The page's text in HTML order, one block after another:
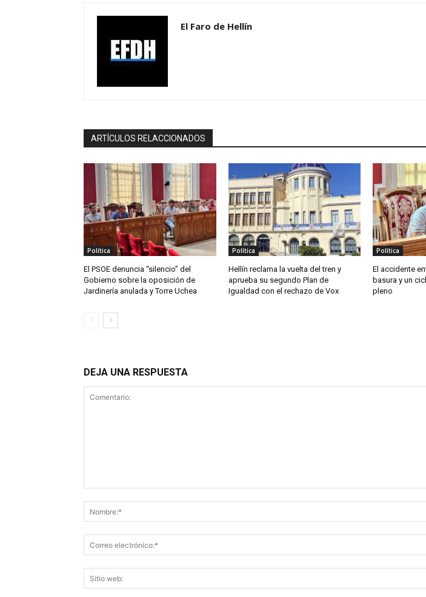
El Faro de Hellín
ARTÍCULOS RELACCIONADOS
Política
El PSOE denuncia “silencio” del
Gobierno sobre la oposición de
Jardinería anulada y Torre Uchea
Política
Hellín reclama la vuelta del tren y
aprueba su segundo Plan de
Igualdad con el rechazo de Vox
Política
El accidente
basura y un
pleno
DEJA UNA RESPUESTA